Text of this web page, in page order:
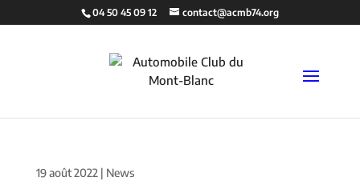
04 50 45 09 12 contact@acmb74.org
19 août 2022| News